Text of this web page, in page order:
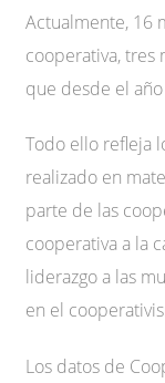
Actualmente, 16
cooperativa, tres
que desde el
Todo ello refleja
realizado en
parte de las
cooperativa a la
liderazgo a las
en el
Los datos de